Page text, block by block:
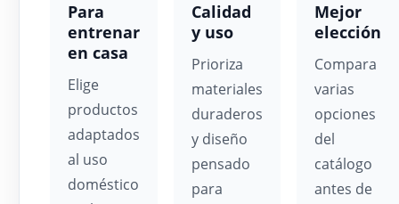
Para
entrenar
en casa
Elige
productos
adaptados
al uso
doméstico
Calidad
y uso
Prioriza
materiales
duraderos
y diseño
pensado
para
Mejor
elección
Compara
varias
opciones
del
catálogo
antes de